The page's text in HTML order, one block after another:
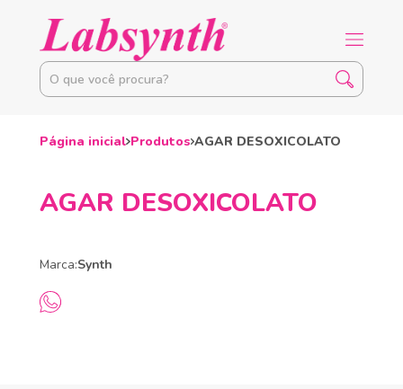
Página inicial Produtos AGAR DESOXICOLATO
AGAR DESOXICOLATO
Marca:Synth